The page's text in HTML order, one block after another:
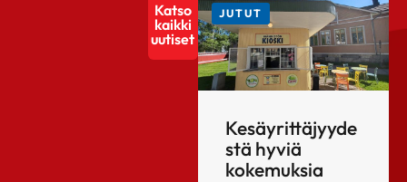
Katso
kaikki
uutiset
JUTUT
Kesäyrittäjyyde
stä hyviä
kokemuksia